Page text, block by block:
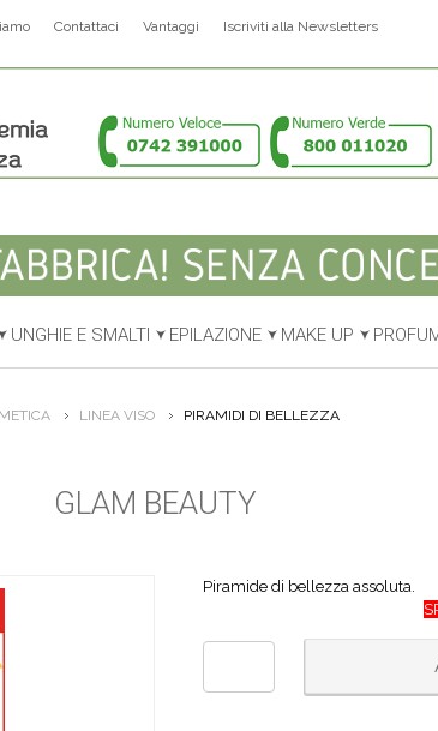
Contattaci Vantaggi Iscriviti alla Newsletters
UNGHIE E SMALTI EPILAZIONE MAKE UP
LINEA VISO PIRAMIDI DI BELLEZZA
GLAM BEAUTY
Piramide di bellezza assoluta.